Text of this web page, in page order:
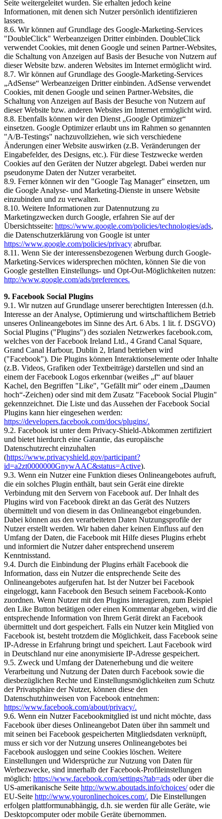
Seite weitergeleitet wurden. Sie erhalten jedoch keine
Informationen, mit denen sich Nutzer persönlich identifizieren
lassen.
8.6. Wir können auf Grundlage des Google-Marketing-Services
"DoubleClick" Werbeanzeigen Dritter einbinden. DoubleClick
verwendet Cookies, mit denen Google und seinen Partner-Websites,
die Schaltung von Anzeigen auf Basis der Besuche von Nutzern auf
dieser Website bzw. anderen Websites im Internet ermöglicht wird.
8.7. Wir können auf Grundlage des Google-Marketing-Services
„AdSense“ Werbeanzeigen Dritter einbinden. AdSense verwendet
Cookies, mit denen Google und seinen Partner-Websites, die
Schaltung von Anzeigen auf Basis der Besuche von Nutzern auf
dieser Website bzw. anderen Websites im Internet ermöglicht wird.
8.8. Ebenfalls können wir den Dienst „Google Optimizer“
einsetzen. Google Optimizer erlaubt uns im Rahmen so genannten
"A/B-Testings" nachzuvollziehen, wie sich verschiedene
Änderungen einer Website auswirken (z.B. Veränderungen der
Eingabefelder, des Designs, etc.). Für diese Testzwecke werden
Cookies auf den Geräten der Nutzer abgelegt. Dabei werden nur
pseudonyme Daten der Nutzer verarbeitet.
8.9. Ferner können wir den "Google Tag Manager" einsetzen, um
die Google Analyse- und Marketing-Dienste in unsere Website
einzubinden und zu verwalten.
8.10. Weitere Informationen zur Datennutzung zu
Marketingzwecken durch Google, erfahren Sie auf der
Übersichtsseite: https://www.google.com/policies/technologies/ads,
die Datenschutzerklärung von Google ist unter
https://www.google.com/policies/privacy abrufbar.
8.11. Wenn Sie der interessensbezogenen Werbung durch Google-
Marketing-Services widersprechen möchten, können Sie die von
Google gestellten Einstellungs- und Opt-Out-Möglichkeiten nutzen:
http://www.google.com/ads/preferences.
9. Facebook Social Plugins
9.1. Wir nutzen auf Grundlage unserer berechtigten Interessen (d.h.
Interesse an der Analyse, Optimierung und wirtschaftlichem Betrieb
unseres Onlineangebotes im Sinne des Art. 6 Abs. 1 lit. f. DSGVO)
Social Plugins ("Plugins") des sozialen Netzwerkes facebook.com,
welches von der Facebook Ireland Ltd., 4 Grand Canal Square,
Grand Canal Harbour, Dublin 2, Irland betrieben wird
("Facebook"). Die Plugins können Interaktionselemente oder Inhalte
(z.B. Videos, Grafiken oder Textbeiträge) darstellen und sind an
einem der Facebook Logos erkennbar (weißes „f“ auf blauer
Kachel, den Begriffen "Like", "Gefällt mir" oder einem „Daumen
hoch“-Zeichen) oder sind mit dem Zusatz "Facebook Social Plugin"
gekennzeichnet. Die Liste und das Aussehen der Facebook Social
Plugins kann hier eingesehen werden:
https://developers.facebook.com/docs/plugins/.
9.2. Facebook ist unter dem Privacy-Shield-Abkommen zertifiziert
und bietet hierdurch eine Garantie, das europäische
Datenschutzrecht einzuhalten
(https://www.privacyshield.gov/participant?
id=a2zt0000000GnywAAC&status=Active).
9.3. Wenn ein Nutzer eine Funktion dieses Onlineangebotes aufruft,
die ein solches Plugin enthält, baut sein Gerät eine direkte
Verbindung mit den Servern von Facebook auf. Der Inhalt des
Plugins wird von Facebook direkt an das Gerät des Nutzers
übermittelt und von diesem in das Onlineangebot eingebunden.
Dabei können aus den verarbeiteten Daten Nutzungsprofile der
Nutzer erstellt werden. Wir haben daher keinen Einfluss auf den
Umfang der Daten, die Facebook mit Hilfe dieses Plugins erhebt
und informiert die Nutzer daher entsprechend unserem
Kenntnisstand.
9.4. Durch die Einbindung der Plugins erhält Facebook die
Information, dass ein Nutzer die entsprechende Seite des
Onlineangebotes aufgerufen hat. Ist der Nutzer bei Facebook
eingeloggt, kann Facebook den Besuch seinem Facebook-Konto
zuordnen. Wenn Nutzer mit den Plugins interagieren, zum Beispiel
den Like Button betätigen oder einen Kommentar abgeben, wird die
entsprechende Information von Ihrem Gerät direkt an Facebook
übermittelt und dort gespeichert. Falls ein Nutzer kein Mitglied von
Facebook ist, besteht trotzdem die Möglichkeit, dass Facebook seine
IP-Adresse in Erfahrung bringt und speichert. Laut Facebook wird
in Deutschland nur eine anonymisierte IP-Adresse gespeichert.
9.5. Zweck und Umfang der Datenerhebung und die weitere
Verarbeitung und Nutzung der Daten durch Facebook sowie die
diesbezüglichen Rechte und Einstellungsmöglichkeiten zum Schutz
der Privatsphäre der Nutzer, können diese den
Datenschutzhinweisen von Facebook entnehmen:
https://www.facebook.com/about/privacy/.
9.6. Wenn ein Nutzer Facebookmitglied ist und nicht möchte, dass
Facebook über dieses Onlineangebot Daten über ihn sammelt und
mit seinen bei Facebook gespeicherten Mitgliedsdaten verknüpft,
muss er sich vor der Nutzung unseres Onlineangebotes bei
Facebook ausloggen und seine Cookies löschen. Weitere
Einstellungen und Widersprüche zur Nutzung von Daten für
Werbezwecke, sind innerhalb der Facebook-Profileinstellungen
möglich: https://www.facebook.com/settings?tab=ads oder über die
US-amerikanische Seite http://www.aboutads.info/choices/oder die
EU-Seite http://www.youronlinechoices.com/. Die Einstellungen
erfolgen plattformunabhängig, d.h. sie werden für alle Geräte, wie
Desktopcomputer oder mobile Geräte übernommen.